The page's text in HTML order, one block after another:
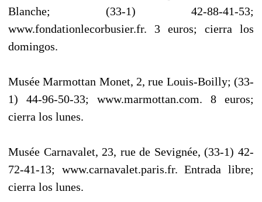
Blanche; (33-1) 42-88-41-53;
www.fondationlecorbusier.fr. 3 euros; cierra los
domingos.
Musée Marmottan Monet, 2, rue Louis-Boilly; (33-
1) 44-96-50-33; www.marmottan.com. 8 euros;
cierra los lunes.
Musée Carnavalet, 23, rue de Sevignée, (33-1) 42-
72-41-13; www.carnavalet.paris.fr. Entrada libre;
cierra los lunes.